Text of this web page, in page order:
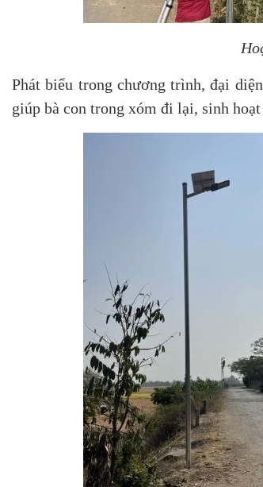
Phát biểu trong chương trình, đại
giúp bà con trong xóm đi lại, sinh